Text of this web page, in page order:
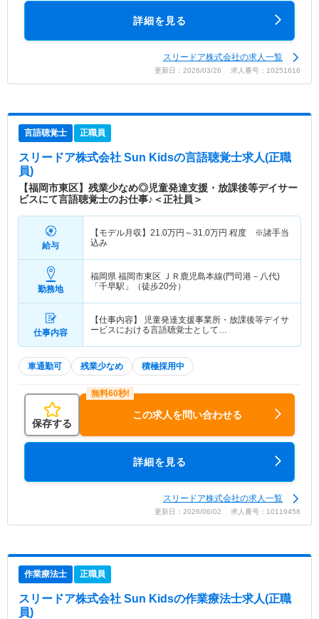
詳細を見る
スリードア株式会社の求人一覧
更新日：2026/03/26 求人番号：10251616
言語聴覚士 正職員
スリードア株式会社 Sun Kidsの言語聴覚士求人(正職
員)
【福岡市東区】残業少なめ◎児童発達支援・放課後等デイサー
ビスにて言語聴覚士のお仕事♪＜正社員＞
給与
【モデル月収】 21.0万円～31.0万円 程度 ※諸手当
込み
勤務地
福岡県 福岡市東区
ＪＲ鹿児島本線(門司港－八代)
「千早駅」（徒歩20分）
仕事内容
【仕事内容】 児童発達支援事業所・放課後等デイサ
ービスにおける言語聴覚士として…
車通勤可 残業少なめ 積極採用中
保存する
この求人を問い合わせる
詳細を見る
スリードア株式会社の求人一覧
更新日：2026/06/02 求人番号：10119458
作業療法士 正職員
スリードア株式会社 Sun Kidsの作業療法士求人(正職
員)